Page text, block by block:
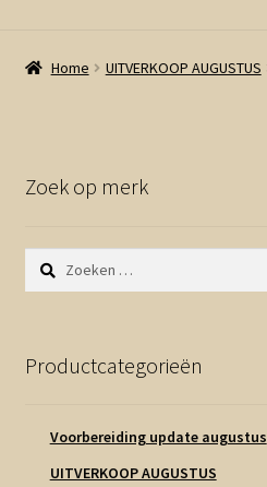
Home UITVERKOOP AUGUSTUS
Zoek op merk
Zoeken
naar:
Productcategorieën
Voorbereiding update augustus
UITVERKOOP AUGUSTUS